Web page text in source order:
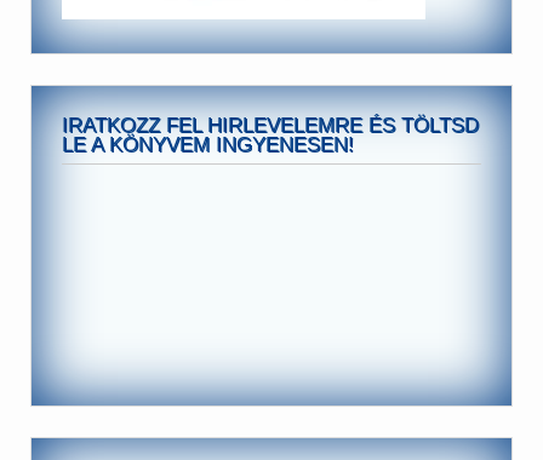
IRATKOZZ FEL HIRLEVELEMRE ÉS TÖLTSD
LE A KÖNYVEM INGYENESEN!